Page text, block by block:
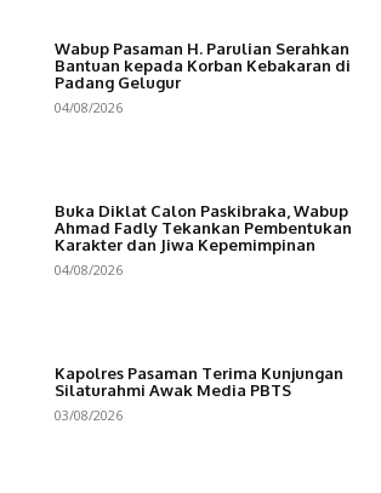
Wabup Pasaman H. Parulian Serahkan
Bantuan kepada Korban Kebakaran di
Padang Gelugur
04/08/2026
Buka Diklat Calon Paskibraka, Wabup
Ahmad Fadly Tekankan Pembentukan
Karakter dan Jiwa Kepemimpinan
04/08/2026
Kapolres Pasaman Terima Kunjungan
Silaturahmi Awak Media PBTS
03/08/2026